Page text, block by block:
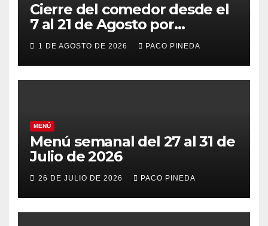
Cierre del comedor desde el
7 al 21 de Agosto por
vacaciones
1 DE AGOSTO DE 2026 PACO PINEDA
MENÚ
Menú semanal del 27 al 31 de
Julio de 2026
26 DE JULIO DE 2026 PACO PINEDA